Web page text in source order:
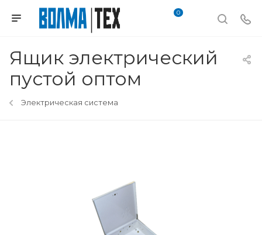
0
Ящик электрический
пустой оптом
Электрическая система